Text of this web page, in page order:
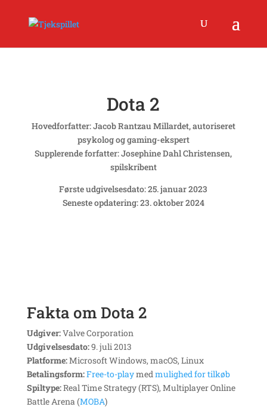
Dota 2
Hovedforfatter: Jacob Rantzau Millardet, autoriseret
psykolog og gaming-ekspert
Supplerende forfatter: Josephine Dahl Christensen,
spilskribent
Første udgivelsesdato: 25. januar 2023
Seneste opdatering: 23. oktober 2024
Fakta om Dota 2
Udgiver:Valve Corporation
Udgivelsesdato:9. juli 2013
Platforme:Microsoft Windows, macOS, Linux
Betalingsform:Free-to-playmedmulighed for tilkøb
Spiltype:Real Time Strategy (RTS), Multiplayer Online
Battle Arena (MOBA)